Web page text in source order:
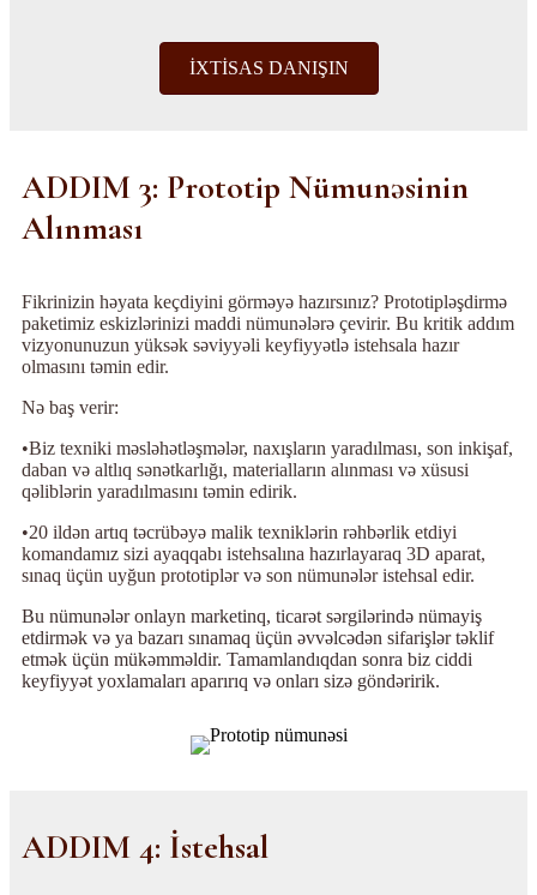
İXTİSAS DANIŞIN
ADDIM 3: Prototip Nümunəsinin
Alınması
Fikrinizin həyata keçdiyini görməyə hazırsınız? Prototipləşdirmə
paketimiz eskizlərinizi maddi nümunələrə çevirir. Bu kritik addım
vizyonunuzun yüksək səviyyəli keyfiyyətlə istehsala hazır
olmasını təmin edir.
Nə baş verir:
•Biz texniki məsləhətləşmələr, naxışların yaradılması, son inkişaf,
daban və altlıq sənətkarlığı, materialların alınması və xüsusi
qəliblərin yaradılmasını təmin edirik.
•20 ildən artıq təcrübəyə malik texniklərin rəhbərlik etdiyi
komandamız sizi ayaqqabı istehsalına hazırlayaraq 3D aparat,
sınaq üçün uyğun prototiplər və son nümunələr istehsal edir.
Bu nümunələr onlayn marketinq, ticarət sərgilərində nümayiş
etdirmək və ya bazarı sınamaq üçün əvvəlcədən sifarişlər təklif
etmək üçün mükəmməldir. Tamamlandıqdan sonra biz ciddi
keyfiyyət yoxlamaları aparırıq və onları sizə göndəririk.
ADDIM 4: İstehsal